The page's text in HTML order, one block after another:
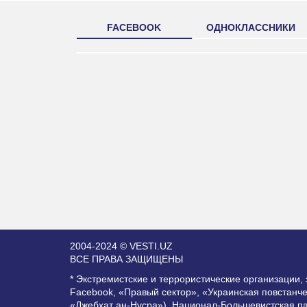
FACEBOOK ОДНОКЛАССНИКИ
2004-2024 © VESTI.UZ
ВСЕ ПРАВА ЗАЩИЩЕНЫ
* Экстремистские и террористические
Facebook, «Правый сектор», «Украинская
«Джебхат ан-Нусра»), Национал-Большевистская